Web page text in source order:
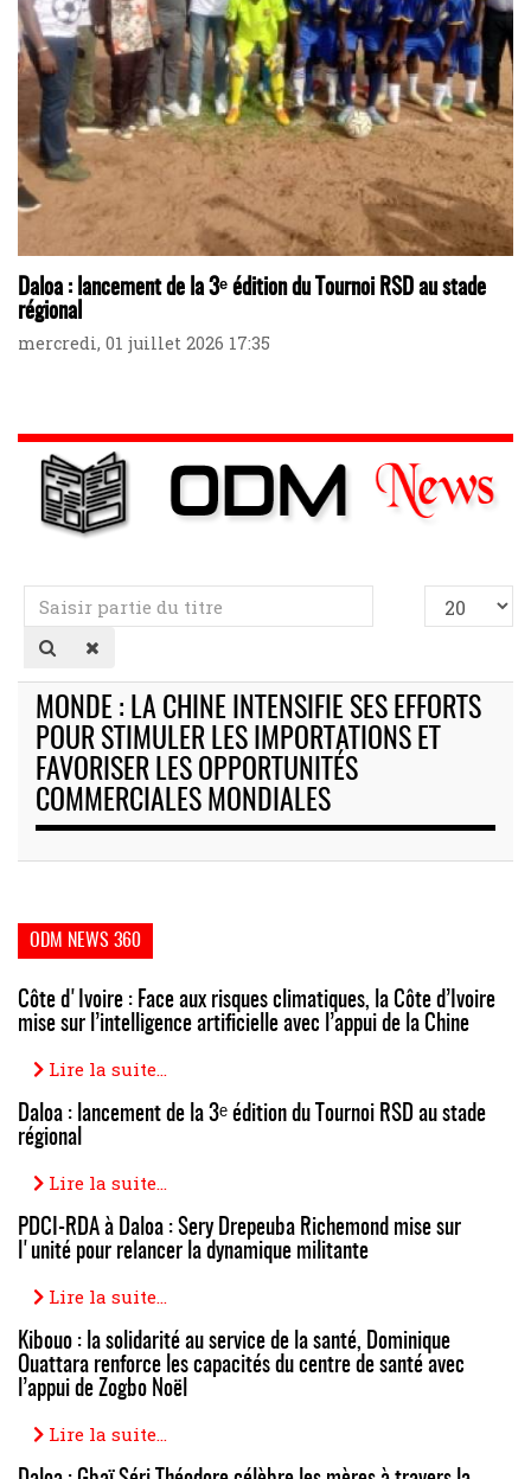
Daloa : lancement de la 3ᵉ édition du Tournoi RSD au stade
régional
mercredi, 01 juillet 2026 17:35
Saisir
partie
du
titre
Afficher
#
MONDE : LA CHINE INTENSIFIE SES EFFORTS
POUR STIMULER LES IMPORTATIONS ET
FAVORISER LES OPPORTUNITÉS
COMMERCIALES MONDIALES
ODM NEWS 360
Côte d'Ivoire : Face aux risques climatiques, la Côte d’Ivoire
mise sur l’intelligence artificielle avec l’appui de la Chine
Lire la suite...
Daloa : lancement de la 3ᵉ édition du Tournoi RSD au stade
régional
Lire la suite...
PDCI-RDA à Daloa : Sery Drepeuba Richemond mise sur
l'unité pour relancer la dynamique militante
Lire la suite...
Kibouo : la solidarité au service de la santé, Dominique
Ouattara renforce les capacités du centre de santé avec
l’appui de Zogbo Noël
Lire la suite...